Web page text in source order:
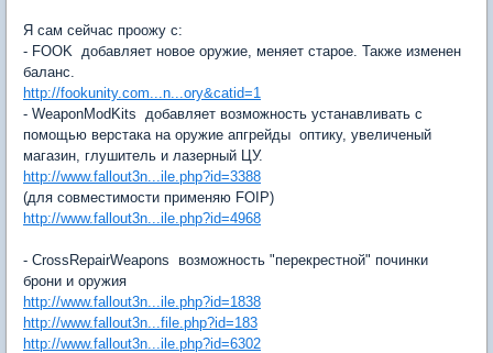
Я сам сейчас проожу с:
- FOOK  добавляет новое оружие, меняет старое. Также изменен
баланс.
http://fookunity.com...n...ory&catid=1
- WeaponModKits  добавляет возможность устанавливать с
помощью верстака на оружие апгрейды  оптику, увеличеный
магазин, глушитель и лазерный ЦУ.
http://www.fallout3n...ile.php?id=3388
(для совместимости применяю FOIP)
http://www.fallout3n...ile.php?id=4968
- CrossRepairWeapons  возможность "перекрестной" починки
брони и оружия
http://www.fallout3n...ile.php?id=1838
http://www.fallout3n...file.php?id=183
http://www.fallout3n...ile.php?id=6302